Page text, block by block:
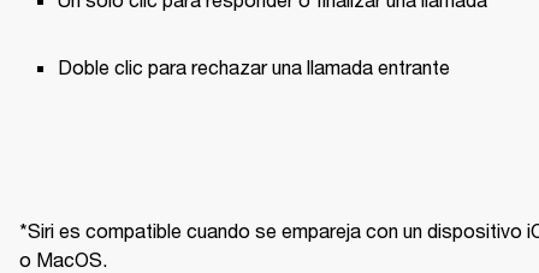
Doble clic para rechazar una llamada entrante
*Siri es compatible cuando se empareja con un dispositivo
o MacOS.